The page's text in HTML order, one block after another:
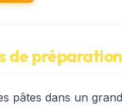
de préparation
pâtes dans un